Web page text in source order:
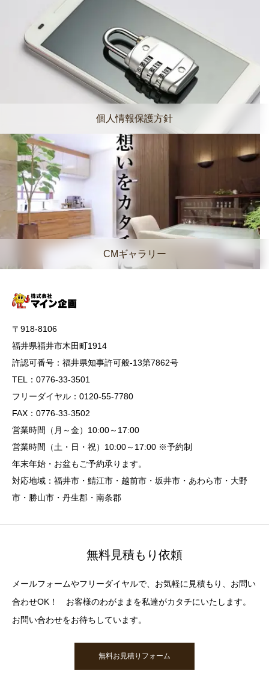
個人情報保護方針
CMギャラリー
〒918-8106
福井県福井市木田町1914
許認可番号：福井県知事許可般-13第7862号
TEL：0776-33-3501
フリーダイヤル：0120-55-7780
FAX：0776-33-3502
営業時間（月～金）10:00～17:00
営業時間（土・日・祝）10:00～17:00 ※予約制
年末年始・お盆もご予約承ります。
対応地域：福井市・鯖江市・越前市・坂井市・あわら市・大野
市・勝山市・丹生郡・南条郡
無料見積もり依頼
メールフォームやフリーダイヤルで、お気軽に見積もり、お問い
合わせOK！ お客様のわがままを私達がカタチにいたします。
お問い合わせをお待ちしています。
無料お見積りフォーム